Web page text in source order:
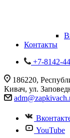
Контакты
+7-8142-
186220,
Кивач, ул.
YouTube